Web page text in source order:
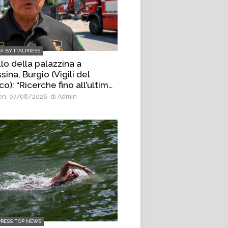
BY ITALPRESS
della palazzina a
Burgio (Vigili del
“Ricerche fino all’ultimo
di materiale”
07/08/2026 di Admin
TOP NEWS